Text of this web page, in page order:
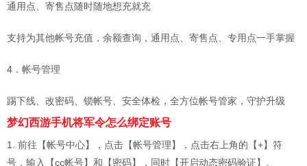
通用点、寄售点随时随地想充就充
支持为其他帐号充值，余额查询，通用点、寄售点、专用点一手掌握
4．帐号管理
踢下线、改密码、锁帐号、安全体检，全方位帐号管家，守护升级
梦幻西游手机将军令怎么绑定账号
1. 前往【帐号中心】，点击【帐号管理】，点击右上角的【+】符
号，输入【cc帐号】和【密码】，同时【开启动态密码验证】。